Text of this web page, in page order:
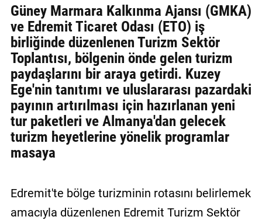
VİDEO
YAZARLAR
BİZE
ULAŞIN
Künye
İletişim
Gizlilik
Politikası
Güney Marmara Kalkınma Ajansı (GMKA)
ve Edremit Ticaret Odası (ETO) iş
birliğinde düzenlenen Turizm Sektör
Toplantısı, bölgenin önde gelen turizm
paydaşlarını bir araya getirdi. Kuzey
Ege'nin tanıtımı ve uluslararası pazardaki
payının artırılması için hazırlanan yeni
tur paketleri ve Almanya'dan gelecek
turizm heyetlerine yönelik programlar
masaya
Edremit'te bölge turizminin rotasını belirlemek
amacıyla düzenlenen Edremit Turizm Sektör